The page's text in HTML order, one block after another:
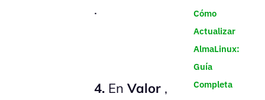
.
4. EnValor ,
Cómo
Actualizar
AlmaLinux:
Guía
Completa